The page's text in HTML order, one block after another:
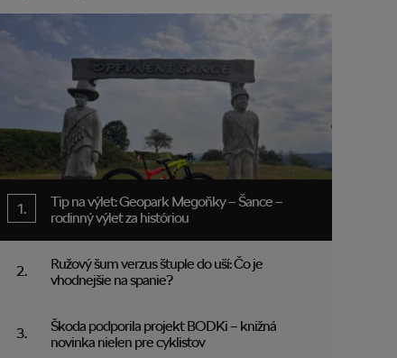
Tip na výlet: Geopark Megoňky – Šance –
rodinný výlet za históriou
Ružový šum verzus štuple do uší: Čo je
vhodnejšie na spanie?
Škoda podporila projekt BODKi – knižná
novinka nielen pre cyklistov